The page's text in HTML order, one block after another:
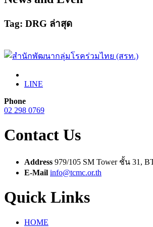
Tag: DRG ล่าสุด
LINE
Phone
02 298 0769
Contact Us
Address 979/105 SM Tower ชั้น 31,
E-Mail info@tcmc.or.th
Quick Links
HOME